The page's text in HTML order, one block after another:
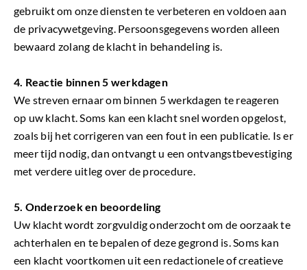
gebruikt om onze diensten te verbeteren en voldoen aan
de privacywetgeving. Persoonsgegevens worden alleen
bewaard zolang de klacht in behandeling is.
4. Reactie binnen 5 werkdagen
We streven ernaar om binnen 5 werkdagen te reageren
op uw klacht. Soms kan een klacht snel worden opgelost,
zoals bij het corrigeren van een fout in een publicatie. Is er
meer tijd nodig, dan ontvangt u een ontvangstbevestiging
met verdere uitleg over de procedure.
5. Onderzoek en beoordeling
Uw klacht wordt zorgvuldig onderzocht om de oorzaak te
achterhalen en te bepalen of deze gegrond is. Soms kan
een klacht voortkomen uit een redactionele of creatieve